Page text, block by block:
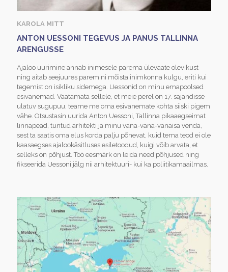
KAROLA MITT
ANTON UESSONI TEGEVUS JA PANUS TALLINNA
ARENGUSSE
Ajaloo uurimine annab inimesele parema ülevaate olevikust
ning aitab seejuures paremini mõista inimkonna kulgu, eriti kui
tegemist on isikliku sidemega. Uessonid on minu emapoolsed
esivanemad. Vaatamata sellele, et meie perel on 17. sajandisse
ulatuv sugupuu, teame me oma esivanemate kohta siiski pigem
vähe. Otsustasin uurida Anton Uessoni, Tallinna pikaaegseimat
linnapead, tuntud arhitekti ja minu vana-vana-vanaisa venda,
sest ta saatis oma elus korda palju põnevat, kuid tema teod ei ole
kaasaegses ajalookäsitluses esiletoodud, kuigi võib arvata, et
selleks on põhjust. Töö eesmärk on leida need põhjused ning
fikseerida Uessoni jälg nii arhitektuuri- kui ka poliitikamaailmas.